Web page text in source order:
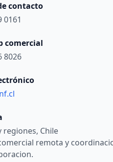
contacto
0161
comercial
8026
regiones, Chile
remota y